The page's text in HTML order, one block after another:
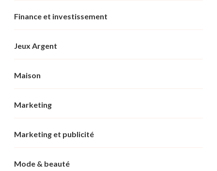
Finance et investissement
Jeux Argent
Maison
Marketing
Marketing et publicité
Mode & beauté